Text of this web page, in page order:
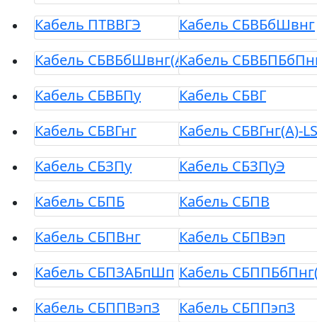
Кабель ПТВВГЭ
Кабель СБВБбШвнг
Кабель СБВБбШвнг(A)-LS
Кабель
Кабель СБВБПу
Кабель СБВГ
Кабель СБВГнг
Кабель СБВГнг(A)-LS
Кабель СБЗПу
Кабель СБЗПуЭ
Кабель СБПБ
Кабель СБПВ
Кабель СБПВнг
Кабель СБПВэп
Кабель СБПЗАБпШп Кабель
Кабель СБППВэпЗ
Кабель СБППэпЗ